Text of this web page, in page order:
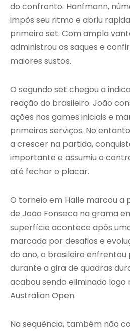
do confronto. Hanfmann,
impôs seu ritmo e abriu
primeiro set. Com ampla
administrou os saques e
maiores sustos.
O segundo set chegou a
reação do brasileiro. João
ações nos games iniciais e
primeiros serviços. No
a crescer na partida,
importante e assumiu o
até fechar o placar.
O torneio em Halle marcou a
de João Fonseca na grama
superfície acontece após
marcada por desafios e
do ano, o brasileiro
durante a gira de quadras
acabou sendo eliminado logo
Australian Open.
Na sequência, também não